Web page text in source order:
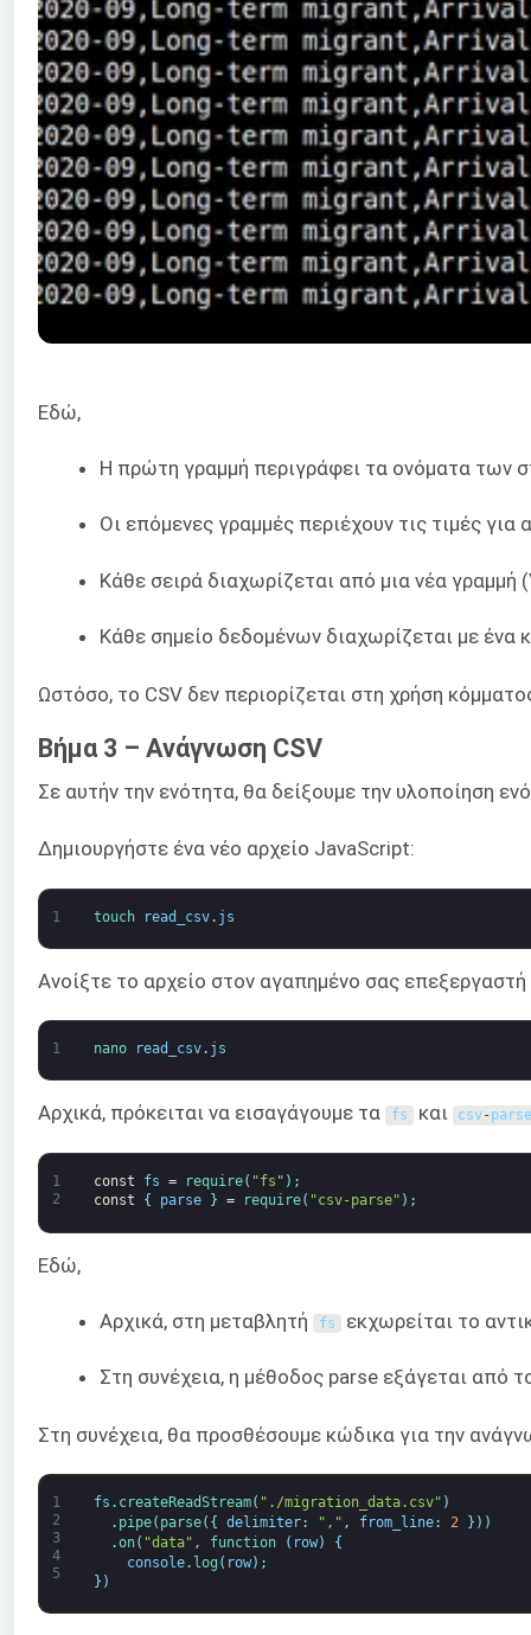
Εδώ,
Η πρώτη γραμμή περιγράφει τα ονόματα των
Οι επόμενες γραμμές περιέχουν τις τιμές για
Κάθε σειρά διαχωρίζεται από μια νέα γραμμή
Κάθε σημείο δεδομένων διαχωρίζεται με ένα
Ωστόσο, το CSV δεν περιορίζεται στη χρήση
Βήμα 3 – Ανάγνωση CSV
Σε αυτήν την ενότητα, θα δείξουμε την υλοποίηση
Δημιουργήστε ένα νέο αρχείο JavaScript:
1 touch read_csv. js
Ανοίξτε το αρχείο στον αγαπημένο σας επεξεργαστή
1 nano read_csv. js
Αρχικά, πρόκειται να εισαγάγουμε τα fs και csv-
1
2
const fs = require( "fs" ) ;
const
{ parse } = require( "csv-parse" ) ;
Εδώ,
Αρχικά, στη μεταβλητή fs εκχωρείται το
Στη συνέχεια, η μέθοδος parse εξάγεται από
Στη συνέχεια, θα προσθέσουμε κώδικα για την
1
2
3
4
5
fs . createReadStream( "./migration_data.csv" )
. pipe( parse( { delimiter: "," , from_line: 2 } ) )
.on( "data" , function ( row)
{
console. log ( row) ;
} )